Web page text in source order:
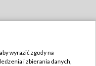
wyrazić zgody na
i zbierania danych,